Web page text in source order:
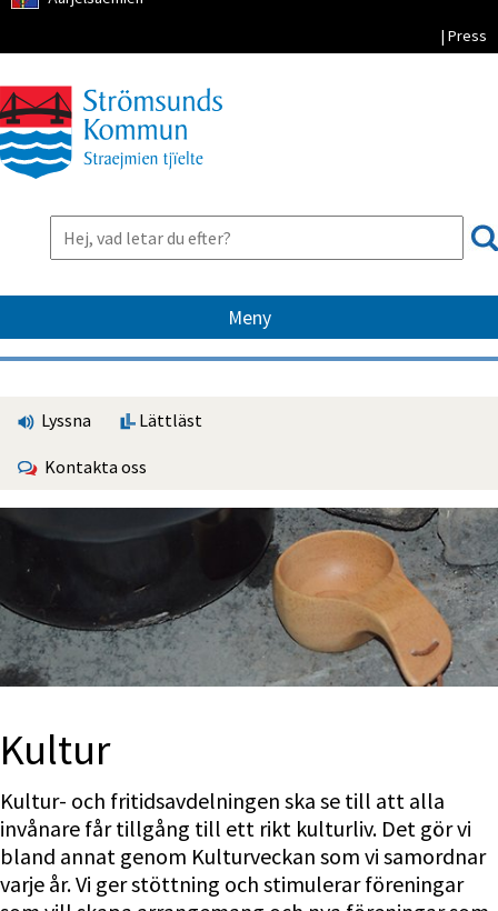
| Press
Meny
Lyssna Lättläst
Kontakta oss
Kultur
Kultur- och fritidsavdelningen ska se till att alla
invånare får tillgång till ett rikt kulturliv. Det gör vi
bland annat genom Kulturveckan som vi samordnar
varje år. Vi ger stöttning och stimulerar föreningar